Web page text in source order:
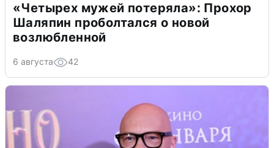
«Четырех мужей потеряла»: Прохор
Шаляпин проболтался о новой
возлюбленной
6 августа 42